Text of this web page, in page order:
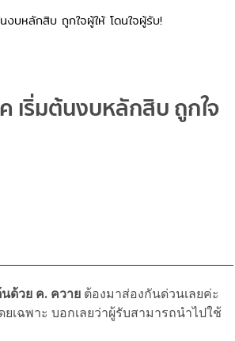
บหลักสิบ ถูกใจผู้ให้ โดนใจผู้รับ!
เริ่มต้นงบหลักสิบ ถูกใจ
ด้วย ค. ควาย ต้องมาส่องกันด่วนเลยค่ะ
ฉพาะ บอกเลยว่าผู้รับสามารถนำไปใช้